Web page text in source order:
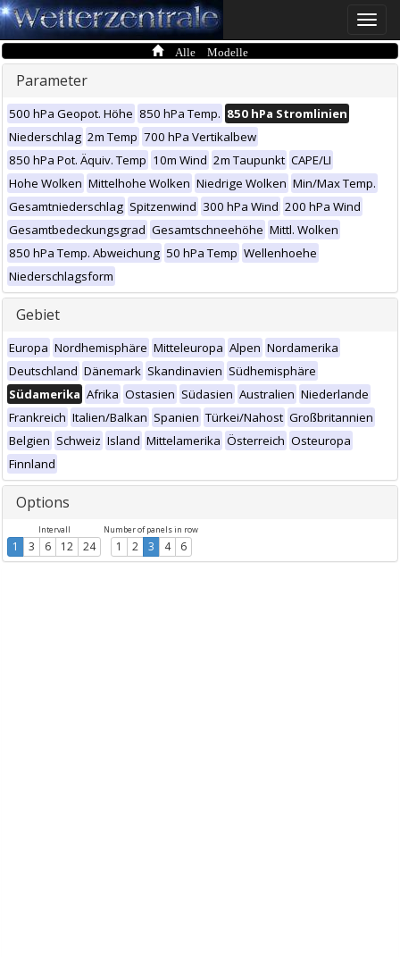
Toggle
Alle Modelle
Parameter
500 hPa Geopot. Höhe 850 hPa Temp. 850 hPa Stromlinien
Niederschlag 2m Temp 700 hPa Vertikalbew
850 hPa Pot. Äquiv. Temp 10m Wind 2m Taupunkt CAPE/LI
Hohe Wolken Mittelhohe Wolken Niedrige Wolken Min/Max Temp.
Gesamtniederschlag Spitzenwind 300 hPa Wind 200 hPa Wind
Gesamtbedeckungsgrad Gesamtschneehöhe Mittl. Wolken
850 hPa Temp. Abweichung 50 hPa Temp Wellenhoehe
Niederschlagsform
Gebiet
Europa Nordhemisphäre Mitteleuropa Alpen Nordamerika
Deutschland Dänemark Skandinavien Südhemisphäre
Südamerika Afrika Ostasien Südasien Australien Niederlande
Frankreich Italien/Balkan Spanien Türkei/Nahost Großbritannien
Belgien Schweiz Island Mittelamerika Österreich Osteuropa
Finnland
Options
Intervall
1 3 6 12 24
Number of panels in row
1 2 3 4 6